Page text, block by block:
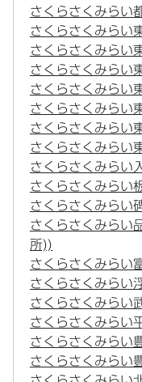
さくらさくみらい
さくらさくみらい
さくらさくみらい
さくらさくみらい
さくらさくみらい
さくらさくみらい
さくらさくみらい
さくらさくみらい
さくらさくみらい
さくらさくみらい
さくらさくみらい
さくらさくみらい
所))
さくらさくみらい
さくらさくみらい
さくらさくみらい
さくらさくみらい
さくらさくみらい
さくらさくみらい